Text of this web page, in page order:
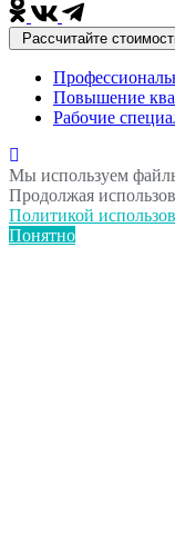
Рассчитайте
Повышение
Рабочие
Мы используем
Продолжая
Политикой
Понятно